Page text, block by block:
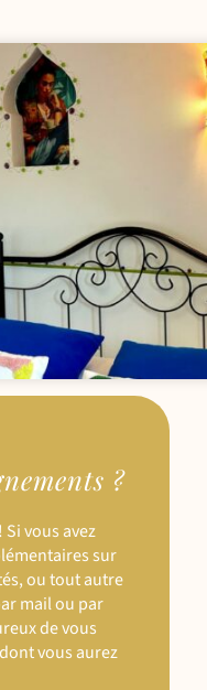
?
vous avez
sur
ou tout autre
mail ou par
de vous
vous aurez